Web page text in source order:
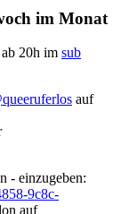
im Monat
20h im sub
auf
- einzugeben:
9c8c-
auf